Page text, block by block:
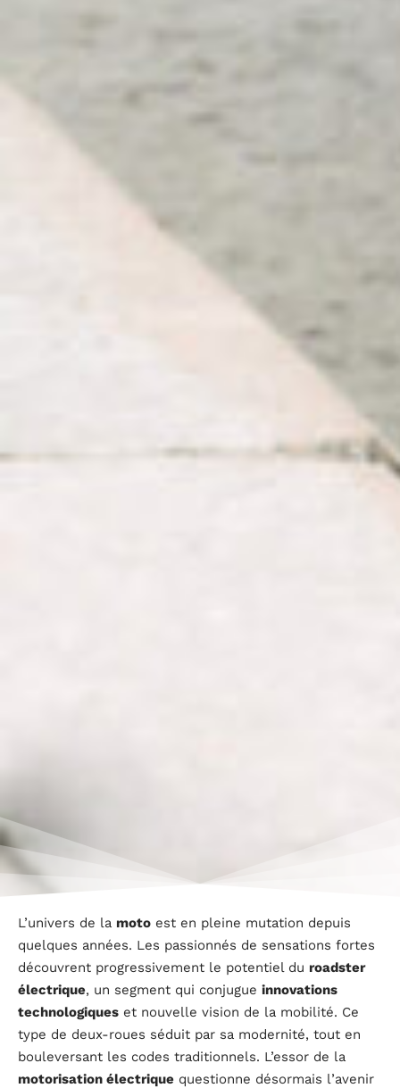
L’univers de la moto est en pleine mutation depuis
quelques années. Les passionnés de sensations fortes
découvrent progressivement le potentiel du roadster
électrique, un segment qui conjugue innovations
technologiques et nouvelle vision de la mobilité. Ce
type de deux-roues séduit par sa modernité, tout en
bouleversant les codes traditionnels. L’essor de la
motorisation électrique questionne désormais l’avenir